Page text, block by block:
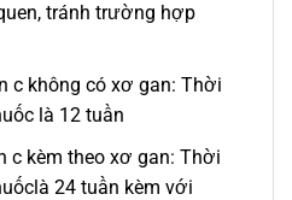
tránh trường hợp
c không có xơ gan: Thời
là 12 tuần
c kèm theo xơ gan: Thời
24 tuần kèm với